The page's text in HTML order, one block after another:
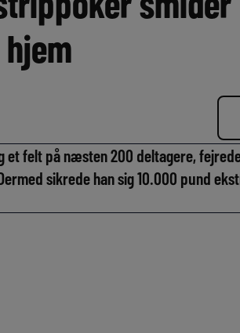
et felt på næsten 200 deltagere,
sikrede han sig 10.000 pund